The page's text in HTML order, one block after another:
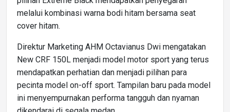
melalui kombinasi warna bodi hitam bersama seat
cover hitam.
Direktur Marketing AHM Octavianus Dwi mengatakan
New CRF 150L menjadi model motor sport yang terus
mendapatkan perhatian dan menjadi pilihan para
pecinta model on-off sport. Tampilan baru pada model
ini menyempurnakan performa tangguh dan nyaman